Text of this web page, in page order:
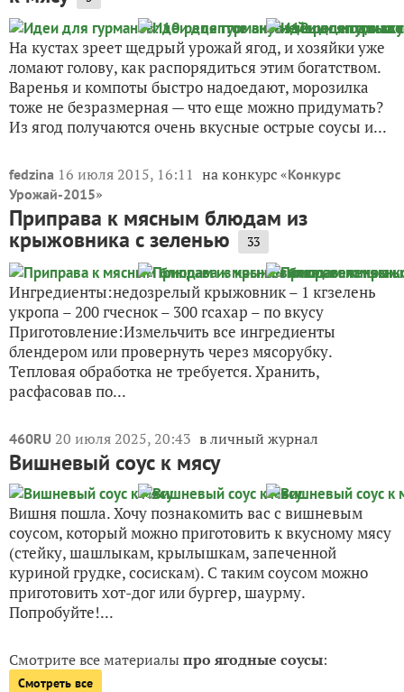
На кустах зреет щедрый урожай ягод, и хозяйки уже
ломают голову, как распорядиться этим богатством.
Варенья и компоты быстро надоедают, морозилка
тоже не безразмерная — что еще можно придумать?
Из ягод получаются очень вкусные острые соусы и...
fedzina 16 июля 2015, 16:11 на конкурс «Конкурс
Урожай-2015»
Приправа к мясным блюдам из
крыжовника с зеленью 33
Ингредиенты:недозрелый крыжовник – 1 кгзелень
укропа – 200 гчеснок – 300 гсахар – по вкусу
Приготовление:Измельчить все ингредиенты
блендером или провернуть через мясорубку.
Тепловая обработка не требуется. Хранить,
расфасовав по...
460RU 20 июля 2025, 20:43 в личный журнал
Вишневый соус к мясу
Вишня пошла. Хочу познакомить вас с вишневым
соусом, который можно приготовить к вкусному мясу
(стейку, шашлыкам, крылышкам, запеченной
куриной грудке, сосискам). С таким соусом можно
приготовить хот-дог или бургер, шаурму.
Попробуйте!...
Смотрите все материалыпро ягодные соусы:
Смотреть все